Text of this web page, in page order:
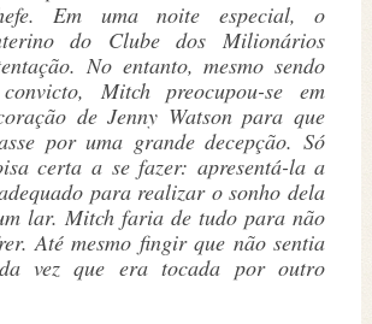
Em uma noite especial, o
do Clube dos Milionários
No entanto, mesmo sendo
Mitch preocupou-se em
de Jenny Watson para que
por uma grande decepção. Só
certa a se fazer: apresentá-la a
para realizar o sonho dela
lar. Mitch faria de tudo para não
Até mesmo fingir que não sentia
vez que era tocada por outro